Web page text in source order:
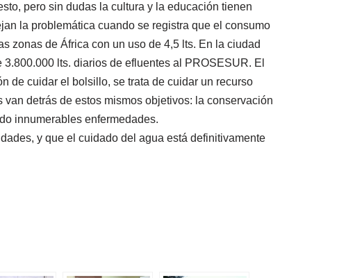
pero sin dudas la cultura y la educación tienen
la problemática cuando se registra que el consumo
zonas de África con un uso de 4,5 lts. En la ciudad
lts. diarios de efluentes al PROSESUR. El
de cuidar el bolsillo, se trata de cuidar un recurso
detrás de estos mismos objetivos: la conservación
innumerables enfermedades.
y que el cuidado del agua está definitivamente